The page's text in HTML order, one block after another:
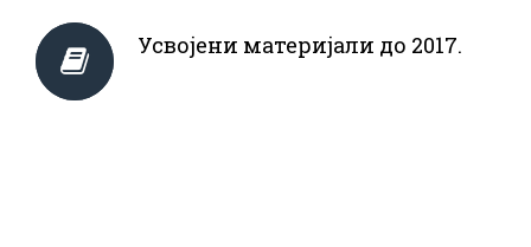
Усвојени материјали до 2017.